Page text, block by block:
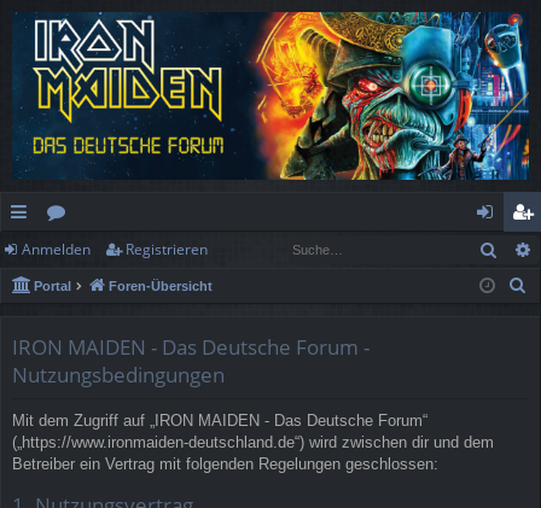
ch
ne
ug
rif
f
or
en
n
m
eg
ist
Anmelden Registrieren
Portal Foren-Übersicht
IRON MAIDEN - Das Deutsche Forum -
Nutzungsbedingungen
Mit dem Zugriff auf „IRON MAIDEN - Das Deutsche Forum“
(„https://www.ironmaiden-deutschland.de“) wird zwischen dir und dem
Betreiber ein Vertrag mit folgenden Regelungen geschlossen: